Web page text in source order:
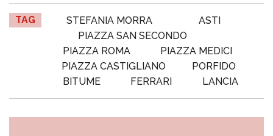
TAG STEFANIA MORRA
ASTI
PIAZZA SAN SECONDO
PIAZZA ROMA
PIAZZA MEDICI
PIAZZA CASTIGLIANO
PORFIDO
BITUME
FERRARI LANCIA